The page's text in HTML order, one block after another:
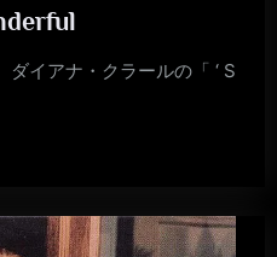
イアナ・クラールの「 ‘ S